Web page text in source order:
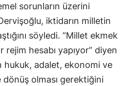
sorunların üzerini
iktidarın milletin
söyledi. “Millet ekmek
hesabı yapıyor” diyen
hukuk, adalet, ekonomi ve
olması gerektiğini